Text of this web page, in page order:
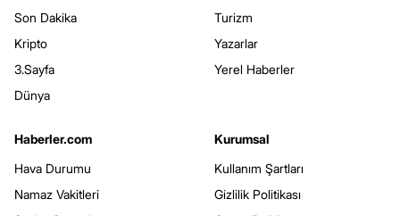
Son Dakika
Kripto
3.Sayfa
Dünya
Turizm
Yazarlar
Yerel Haberler
Haberler.com
Hava Durumu
Namaz Vakitleri
Kurumsal
Kullanım Şartları
Gizlilik Politikası